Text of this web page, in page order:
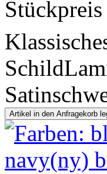
Stückpreis